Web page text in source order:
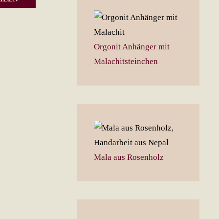
weist
Orgonit Anhänger mit
Malachitsteinchen
Mala aus Rosenholz